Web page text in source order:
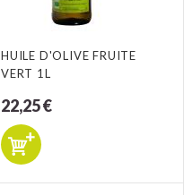
HUILE D'OLIVE FRUITE
VERT 1L
22,25 €